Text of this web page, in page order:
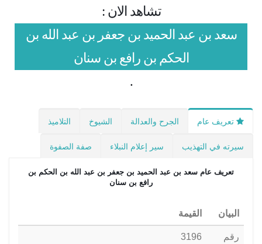
تشاهد الان :
سعد بن عبد الحميد بن جعفر بن عبد الله بن
الحكم بن رافع بن سنان
.
تعريف عام الجرح والعدالة الشيوخ التلاميذ
سيرته في التهذيب سير إعلام النبلاء صفة الصفوة
تعريف عام سعد بن عبد الحميد بن جعفر بن عبد الله بن الحكم بن
رافع بن سنان
البيان القيمة
رقم
3196